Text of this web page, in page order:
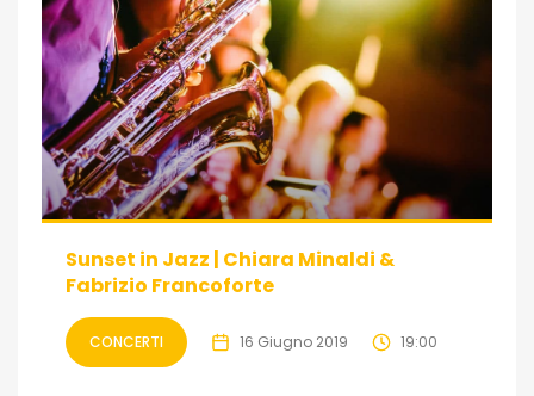
Sunset in Jazz | Chiara Minaldi &
Fabrizio Francoforte
CONCERTI 16 Giugno 2019 19:00